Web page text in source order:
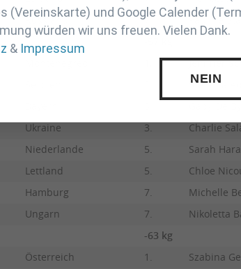
Russland 7. Pauline
Jennifer
Stefania
Ukraine 3. Charlie
Niederlande 5. Sarah
Lettland 5. Chloe
Hamburg 7. Michelle
Ungarn 7. Nikoletta
-63 kg
Österreich 1. Szabina
(Vereinskarte) und Google Calender
würden wir uns freuen. Vielen Dank.
& Impressum
NEIN